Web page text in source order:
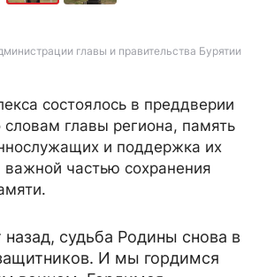
главы и правительства Бурятии
состоялось в преддверии
главы региона, память
и поддержка их
важной частью сохранения
назад, судьба Родины снова в
И мы гордимся